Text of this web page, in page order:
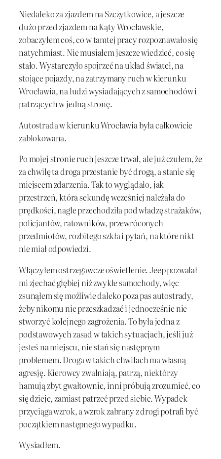
Niedaleko za zjazdem na Szczytkowice, a jeszcze
dużo przed zjazdem na Kąty Wrocławskie,
zobaczyłem coś, co w tamtej pracy rozpoznawało się
natychmiast. Nie musiałem jeszcze wiedzieć, co się
stało. Wystarczyło spojrzeć na układ świateł, na
stojące pojazdy, na zatrzymany ruch w kierunku
Wrocławia, na ludzi wysiadających z samochodów i
patrzących w jedną stronę.
Autostrada w kierunku Wrocławia była całkowicie
zablokowana.
Po mojej stronie ruch jeszcze trwał, ale już czułem, że
za chwilę ta droga przestanie być drogą, a stanie się
miejscem zdarzenia. Tak to wyglądało, jak
przestrzeń, która sekundę wcześniej należała do
prędkości, nagle przechodziła pod władzę strażaków,
policjantów, ratowników, przewróconych
przedmiotów, rozbitego szkła i pytań, na które nikt
nie miał odpowiedzi.
Włączyłem ostrzegawcze oświetlenie. Jeep pozwalał
mi zjechać głębiej niż zwykłe samochody, więc
zsunąłem się możliwie daleko poza pas autostrady,
żeby nikomu nie przeszkadzać i jednocześnie nie
stworzyć kolejnego zagrożenia. To była jedna z
podstawowych zasad w takich sytuacjach, jeśli już
jesteś na miejscu, nie stań się następnym
problemem. Droga w takich chwilach ma własną
agresję. Kierowcy zwalniają, patrzą, niektórzy
hamują zbyt gwałtownie, inni próbują zrozumieć, co
się dzieje, zamiast patrzeć przed siebie. Wypadek
przyciąga wzrok, a wzrok zabrany z drogi potrafi być
początkiem następnego wypadku.
Wysiadłem.